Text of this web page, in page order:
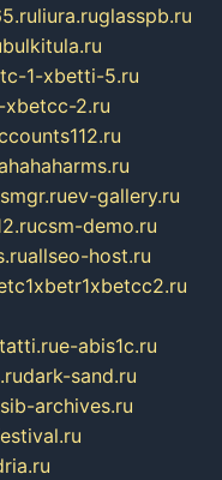
liura.ruglasspb.ru
bulkitula.ru
1-xbetti-5.ru
2.ru
ev-gallery.ru
csm-demo.ru
allseo-host.ru
e-abis1c.ru
dark-sand.ru
sib-archives.ru